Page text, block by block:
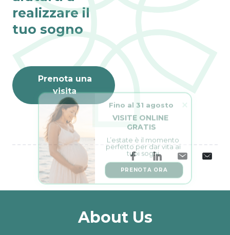
realizzare il
tuo sogno
Prenota una
visita
About Us
GRATIS
perfetto per dar vita ai
tuoi sogni.
PRENOTA ORA
Fino al 31 agosto